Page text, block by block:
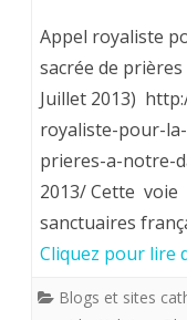
Appel royaliste
sacrée de
Juillet 2013)
royaliste-pour-
prieres-a-notre-
2013/ Cette voie
sanctuaires
Cliquez pour lire
Blogs et sites